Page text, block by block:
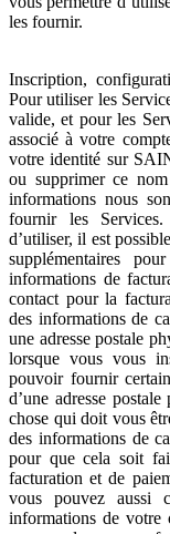
les fournir.
Inscription,
Pour utiliser les
valide, et pour les
associé à votre
votre identité sur
ou supprimer ce
informations nous
fournir les
d’utiliser, il est
supplémentaires
informations de
contact pour la
des informations de
une adresse postale
lorsque vous vous
pouvoir fournir
d’une adresse
chose qui doit vous
des informations de
pour que cela soit
facturation et de
vous pouvez aussi
informations de votre